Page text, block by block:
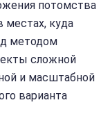
потомства
местах, куда
методом
сложной
и масштабной
варианта